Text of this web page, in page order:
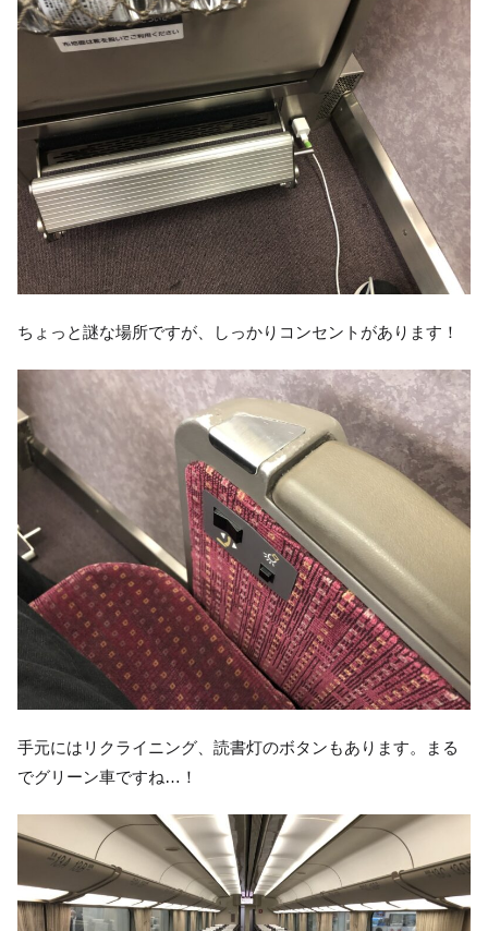
ちょっと謎な場所ですが、しっかりコンセントがあります！
手元にはリクライニング、読書灯のボタンもあります。まる
でグリーン車ですね…！